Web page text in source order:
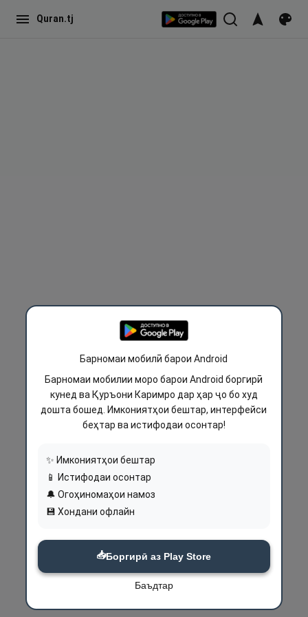
Quran.tj
Барномаи мобилӣ барои Android
Барномаи мобилии моро барои Android боргирӣ
кунед ва Қуръони Каримро дар ҳар ҷо бо худ
дошта бошед. Имкониятҳои бештар, интерфейси
беҳтар ва истифодаи осонтар!
✨ Имкониятҳои бештар
📱 Истифодаи осонтар
🔔 Огоҳиномаҳои намоз
💾 Хондани офлайн
📥Боргирӣ аз Play Store
Баъдтар